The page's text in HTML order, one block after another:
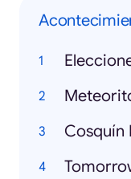
Cosquín